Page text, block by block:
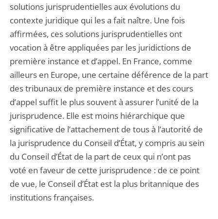
solutions jurisprudentielles aux évolutions du
contexte juridique qui les a fait naître. Une fois
affirmées, ces solutions jurisprudentielles ont
vocation à être appliquées par les juridictions de
première instance et d’appel. En France, comme
ailleurs en Europe, une certaine déférence de la part
des tribunaux de première instance et des cours
d’appel suffit le plus souvent à assurer l’unité de la
jurisprudence. Elle est moins hiérarchique que
significative de l’attachement de tous à l’autorité de
la jurisprudence du Conseil d’État, y compris au sein
du Conseil d’État de la part de ceux qui n’ont pas
voté en faveur de cette jurisprudence : de ce point
de vue, le Conseil d’État est la plus britannique des
institutions françaises.